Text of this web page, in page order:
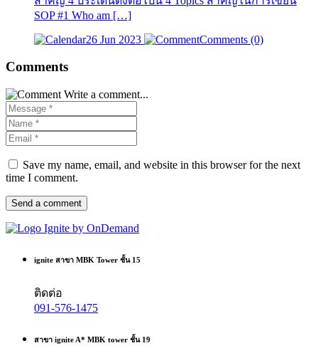
SOP #1 Who am […]
26 Jun 2023
Comments (0)
Comments
Write a comment...
Save my name, email, and website in this browser for the next
time I comment.
Send a comment
ignite สาขา MBK Tower ชั้น 15
ติดต่อ
091-576-1475
สาขา ignite A* MBK tower ชั้น 19